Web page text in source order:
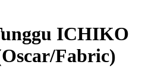
ICHIKO
Fabric)